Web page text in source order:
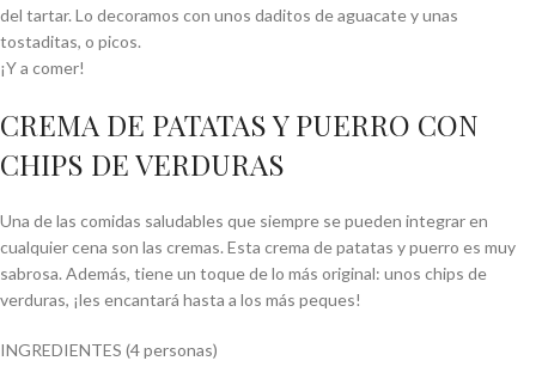
del tartar. Lo decoramos con unos daditos de aguacate y unas
tostaditas, o picos.
¡Y a comer!
CREMA DE PATATAS Y PUERRO CON
CHIPS DE VERDURAS
Una de las comidas saludables que siempre se pueden integrar en
cualquier cena son las cremas. Esta crema de patatas y puerro es muy
sabrosa. Además, tiene un toque de lo más original: unos chips de
verduras, ¡les encantará hasta a los más peques!
INGREDIENTES (4 personas)